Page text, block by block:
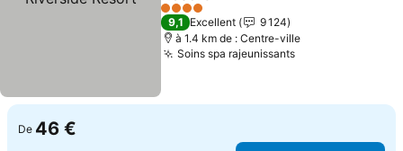
4 Étoiles
9,1 Excellent
9 124
à 1.4 km de : Centre-ville
Soins spa rajeunissants
De 46 €